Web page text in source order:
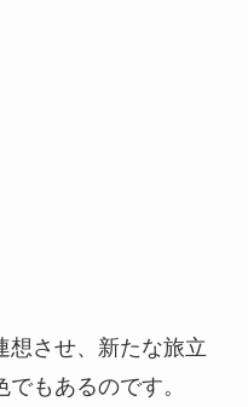
想させ、新たな旅立
もあるのです。